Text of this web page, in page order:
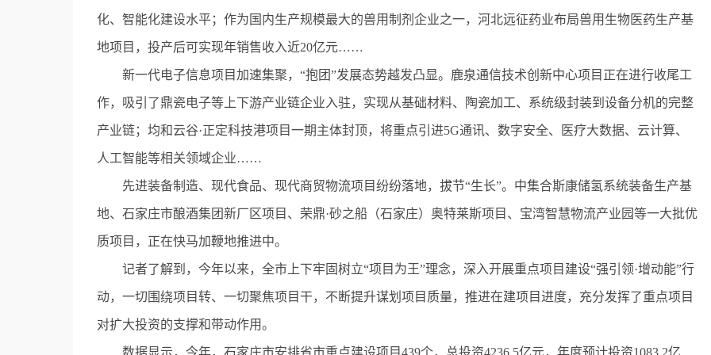
化、智能化建设水平；作为国内生产规模最大的兽用制剂企业之一，河北远征药业布局兽用生物医药生产基
地项目，投产后可实现年销售收入近20亿元……
新一代电子信息项目加速集聚，“抱团”发展态势越发凸显。鹿泉通信技术创新中心项目正在进行收尾工
作，吸引了鼎瓷电子等上下游产业链企业入驻，实现从基础材料、陶瓷加工、系统级封装到设备分机的完整
产业链；均和云谷·正定科技港项目一期主体封顶，将重点引进5G通讯、数字安全、医疗大数据、云计算、
人工智能等相关领域企业……
先进装备制造、现代食品、现代商贸物流项目纷纷落地，拔节“生长”。中集合斯康储氢系统装备生产基
地、石家庄市酿酒集团新厂区项目、荣鼎·砂之船（石家庄）奥特莱斯项目、宝湾智慧物流产业园等一大批优
质项目，正在快马加鞭地推进中。
记者了解到，今年以来，全市上下牢固树立“项目为王”理念，深入开展重点项目建设“强引领·增动能”行
动，一切围绕项目转、一切聚焦项目干，不断提升谋划项目质量，推进在建项目进度，充分发挥了重点项目
对扩大投资的支撑和带动作用。
数据显示，今年，石家庄市安排省市重点建设项目439个，总投资4236.5亿元，年度预计投资1083.2亿